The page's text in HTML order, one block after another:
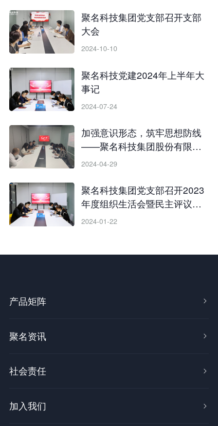
聚名科技集团党支部召开支部
大会
2024-10-10
聚名科技党建2024年上半年大
事记
2024-07-24
加强意识形态，筑牢思想防线
——聚名科技集团股份有限公
司党支部开展支部大会
2024-04-29
聚名科技集团党支部召开2023
年度组织生活会暨民主评议党
员大会
2024-01-22
产品矩阵 
聚名资讯 
社会责任 
加入我们 